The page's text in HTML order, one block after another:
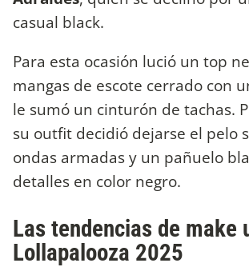
casual black.
Para esta ocasión lució un top
mangas de escote cerrado con
le sumó un cinturón de tachas.
su outfit decidió dejarse el pelo
ondas armadas y un pañuelo
detalles en color negro.
Las tendencias de make
Lollapalooza 2025